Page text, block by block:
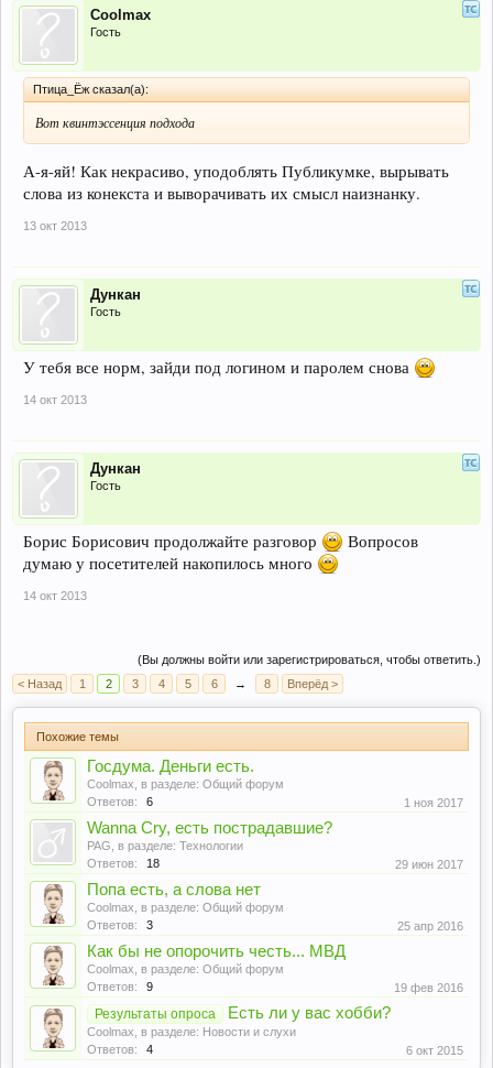
Coolmax
Гость
Птица_Ёж сказал(а):
Вот квинтэссенция подхода
А-я-яй! Как некрасиво, уподоблять Публикумке, вырывать
слова из конекста и выворачивать их смысл наизнанку.
13 окт 2013
Дункан
Гость
У тебя все норм, зайди под логином и паролем снова
14 окт 2013
Дункан
Гость
Борис Борисович продолжайте разговор
Вопросов
думаю у посетителей накопилось много
14 окт 2013
(Вы должны войти или зарегистрироваться, чтобы ответить.)
< Назад
1 2 3 4 5 6 → 8 Вперёд >
Похожие темы
Госдума. Деньги есть.
Coolmax , в разделе: Общий форум
Ответов:
6 1 ноя 2017
Wanna Cry, есть пострадавшие?
PAG , в разделе: Технологии
Ответов:
18 29 июн 2017
Попа есть, а слова нет
Coolmax , в разделе: Общий форум
Ответов:
3 25 апр 2016
Как бы не опорочить честь... МВД
Coolmax , в разделе: Общий форум
Ответов:
9 19 фев 2016
Результаты опроса Есть ли у вас хобби?
Coolmax , в разделе: Новости и слухи
Ответов:
4 6 окт 2015